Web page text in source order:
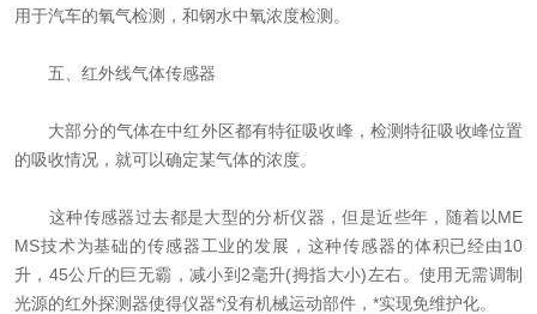
用于汽车的氧气检测，和钢水中氧浓度检测。
五、红外线气体传感器
大部分的气体在中红外区都有特征吸收峰，检测特征吸收峰位置
的吸收情况，就可以确定某气体的浓度。
这种传感器过去都是大型的分析仪器，但是近些年，随着以ME
MS技术为基础的传感器工业的发展，这种传感器的体积已经由10
升，45公斤的巨无霸，减小到2毫升(拇指大小)左右。使用无需调制
光源的红外探测器使得仪器*没有机械运动部件，*实现免维护化。